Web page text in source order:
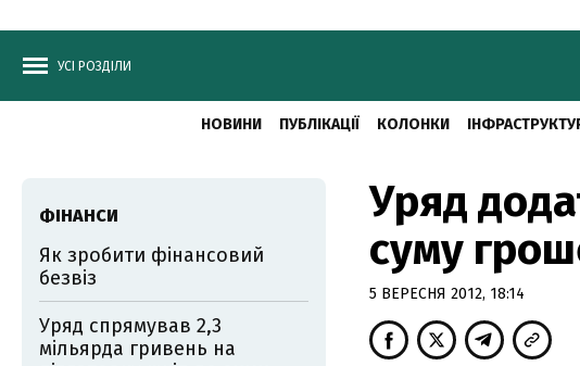
УСІ РОЗДІЛИ
НОВИНИ ПУБЛІКАЦІЇ КОЛОНКИ
Уряд
суму
5 ВЕРЕСНЯ 2012, 18:14
ФІНАНСИ
Як зробити фінансовий
безвіз
Уряд спрямував 2,3
мільярда гривень на